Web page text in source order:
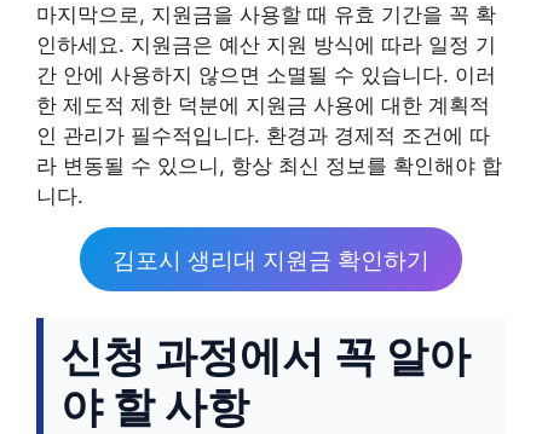
마지막으로, 지원금을 사용할 때 유효 기간을 꼭 확
인하세요. 지원금은 예산 지원 방식에 따라 일정 기
간 안에 사용하지 않으면 소멸될 수 있습니다. 이러
한 제도적 제한 덕분에 지원금 사용에 대한 계획적
인 관리가 필수적입니다. 환경과 경제적 조건에 따
라 변동될 수 있으니, 항상 최신 정보를 확인해야 합
니다.
김포시 생리대 지원금 확인하기
신청 과정에서 꼭 알아
야 할 사항